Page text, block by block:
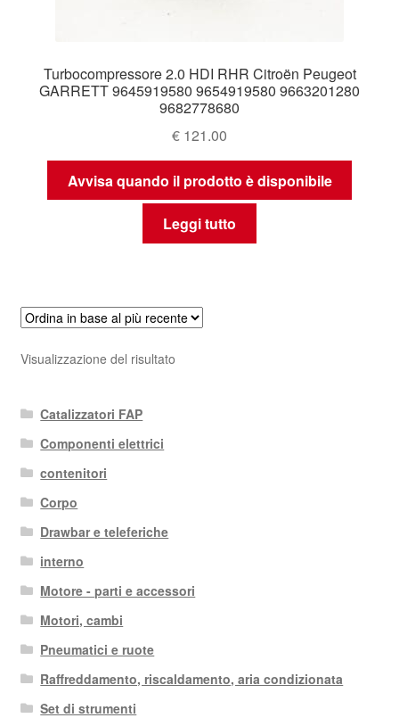
Turbocompressore 2.0 HDI RHR Citroën Peugeot
GARRETT 9645919580 9654919580 9663201280
9682778680
€ 121.00
Avvisa quando il prodotto è disponibile
Leggi tutto
Visualizzazione del risultato
Catalizzatori FAP
Componenti elettrici
contenitori
Corpo
Drawbar e teleferiche
interno
Motore - parti e accessori
Motori, cambi
Pneumatici e ruote
Raffreddamento, riscaldamento, aria condizionata
Set di strumenti